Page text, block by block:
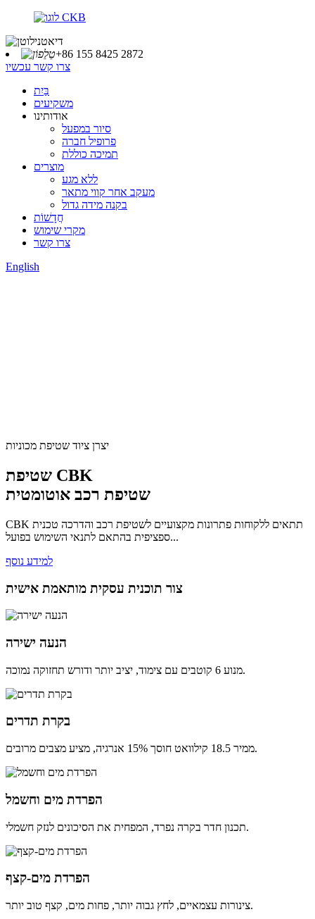
+86 155 8425 2872
צרו קשר עכשיו
בַּיִת
משקיעים
אודותינו
סיור במפעל
פרופיל חברה
תמיכה כוללת
מוצרים
ללא מגע
מעקב אחר קווי מתאר
בקנה מידה גדול
חֲדָשׁוֹת
מקרי שימוש
צרו קשר
English
יצרן ציוד שטיפת מכוניות
שטיפת CBK
שטיפת רכב אוטומטית
CBK תתאים ללקוחות פתרונות מקצועיים לשטיפת רכב והדרכה טכנית
ספציפית בהתאם לתנאי השימוש בפועל...
למידע נוסף
צור תוכנית עסקית מותאמת אישית
הנעה ישירה
מנוע 6 קוטבים עם צימוד, יציב יותר ודורש תחזוקה נמוכה.
בקרת תדרים
ממיר 18.5 קילוואט חוסך 15% אנרגיה, מציע מצבים מרובים.
הפרדת מים וחשמל
תכנון חדר בקרה נפרד, המפחית את הסיכונים לנזק חשמלי.
הפרדת מים-קצף
צינורות עצמאיים, לחץ גבוה יותר, פחות מים, קצף טוב יותר.